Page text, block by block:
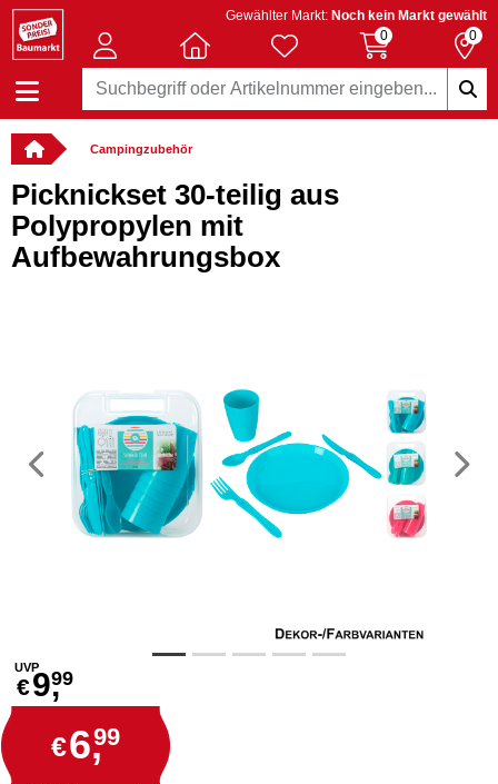
Gewählter Markt: Noch kein Markt gewählt
0
0
Campingzubehör
Picknickset 30-teilig aus
Polypropylen mit
Aufbewahrungsbox
Vorheriges
UVP
€9,99
€6,99